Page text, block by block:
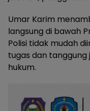
Umar Karim
langsung di bawah
Polisi tidak mudah
tugas dan
hukum.